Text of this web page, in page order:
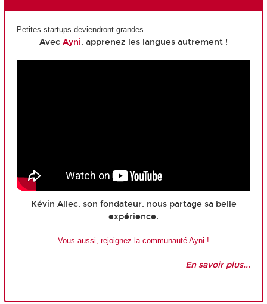
Petites startups deviendront grandes...
Avec Ayni, apprenez les langues autrement !
Kévin Allec, son fondateur, nous partage sa belle
expérience.
Vous aussi, rejoignez la communauté Ayni !
En savoir plus...